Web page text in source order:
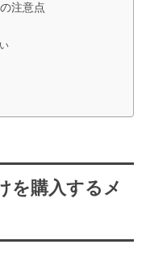
注意点
を購入するメ